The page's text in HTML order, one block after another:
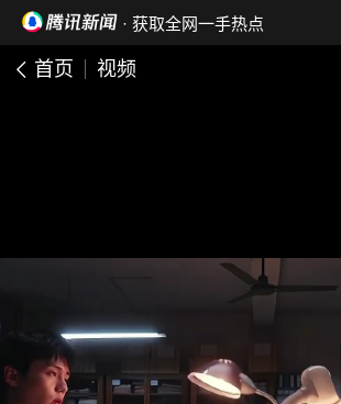
· 获取全网一手热点
首页 视频